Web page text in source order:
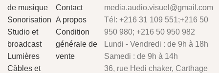
de musique
Sonorisation
Studio et
broadcast
Lumières
Câbles et
Contact
A propos
Condition
générale de
vente
media.audio.visuel@gmail.com
Tél: +216 31 109 551;+216 50
950 980; +216 50 950 982
Lundi - Vendredi : de 9h à 18h
Samedi : de 9h à 14h
36, rue Hedi chaker, Carthage